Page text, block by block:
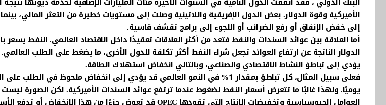
الأميركية وقوة الدولار. بعض الدول الإفريقية واللاتينية وصلت إلى مستويات خطيرة من التعثر المالي،
إلى خفض الإنفاق أو رفع الضرائب أو اللجوء إلى برامج تقشف قاسية.
أما العلاقة بين عوائد السندات والنفط فتعد من أكثر العلاقات تعقيدًا داخل الاقتصاد العالمي. النفط يسعر
الدولار الناتجة عن ارتفاع العوائد تجعل شراء النفط أكثر تكلفة للدول الأخرى، ما يضغط على الطلب العالمي.
يؤدي إلى تباطؤ النشاط الاقتصادي والصناعي، وبالتالي انخفاض استهلاك الطاقة.
فعلى سبيل المثال، كل تباطؤ بمقدار 1% في النمو العالمي قد يؤدي إلى انخفاض ملحوظ في
يوميًا. ولهذا غالبًا ما تتعرض أسعار النفط لضغوط عندما ترتفع عوائد السندات الأميركية. لكن الصورة ليست